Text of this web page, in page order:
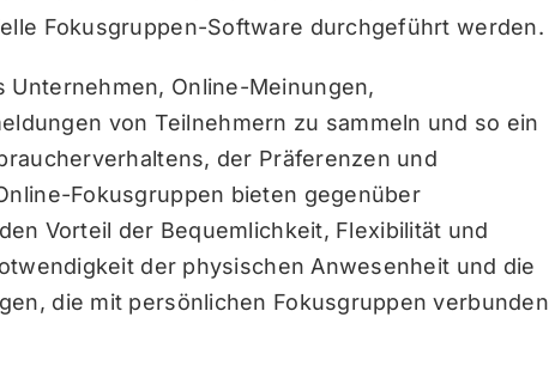
Fokusgruppen-Software durchgeführt werden.
Unternehmen, Online-Meinungen,
von Teilnehmern zu sammeln und so ein
der Präferenzen und
Fokusgruppen bieten gegenüber
den Vorteil der Bequemlichkeit, Flexibilität und
der physischen Anwesenheit und die
die mit persönlichen Fokusgruppen verbunden